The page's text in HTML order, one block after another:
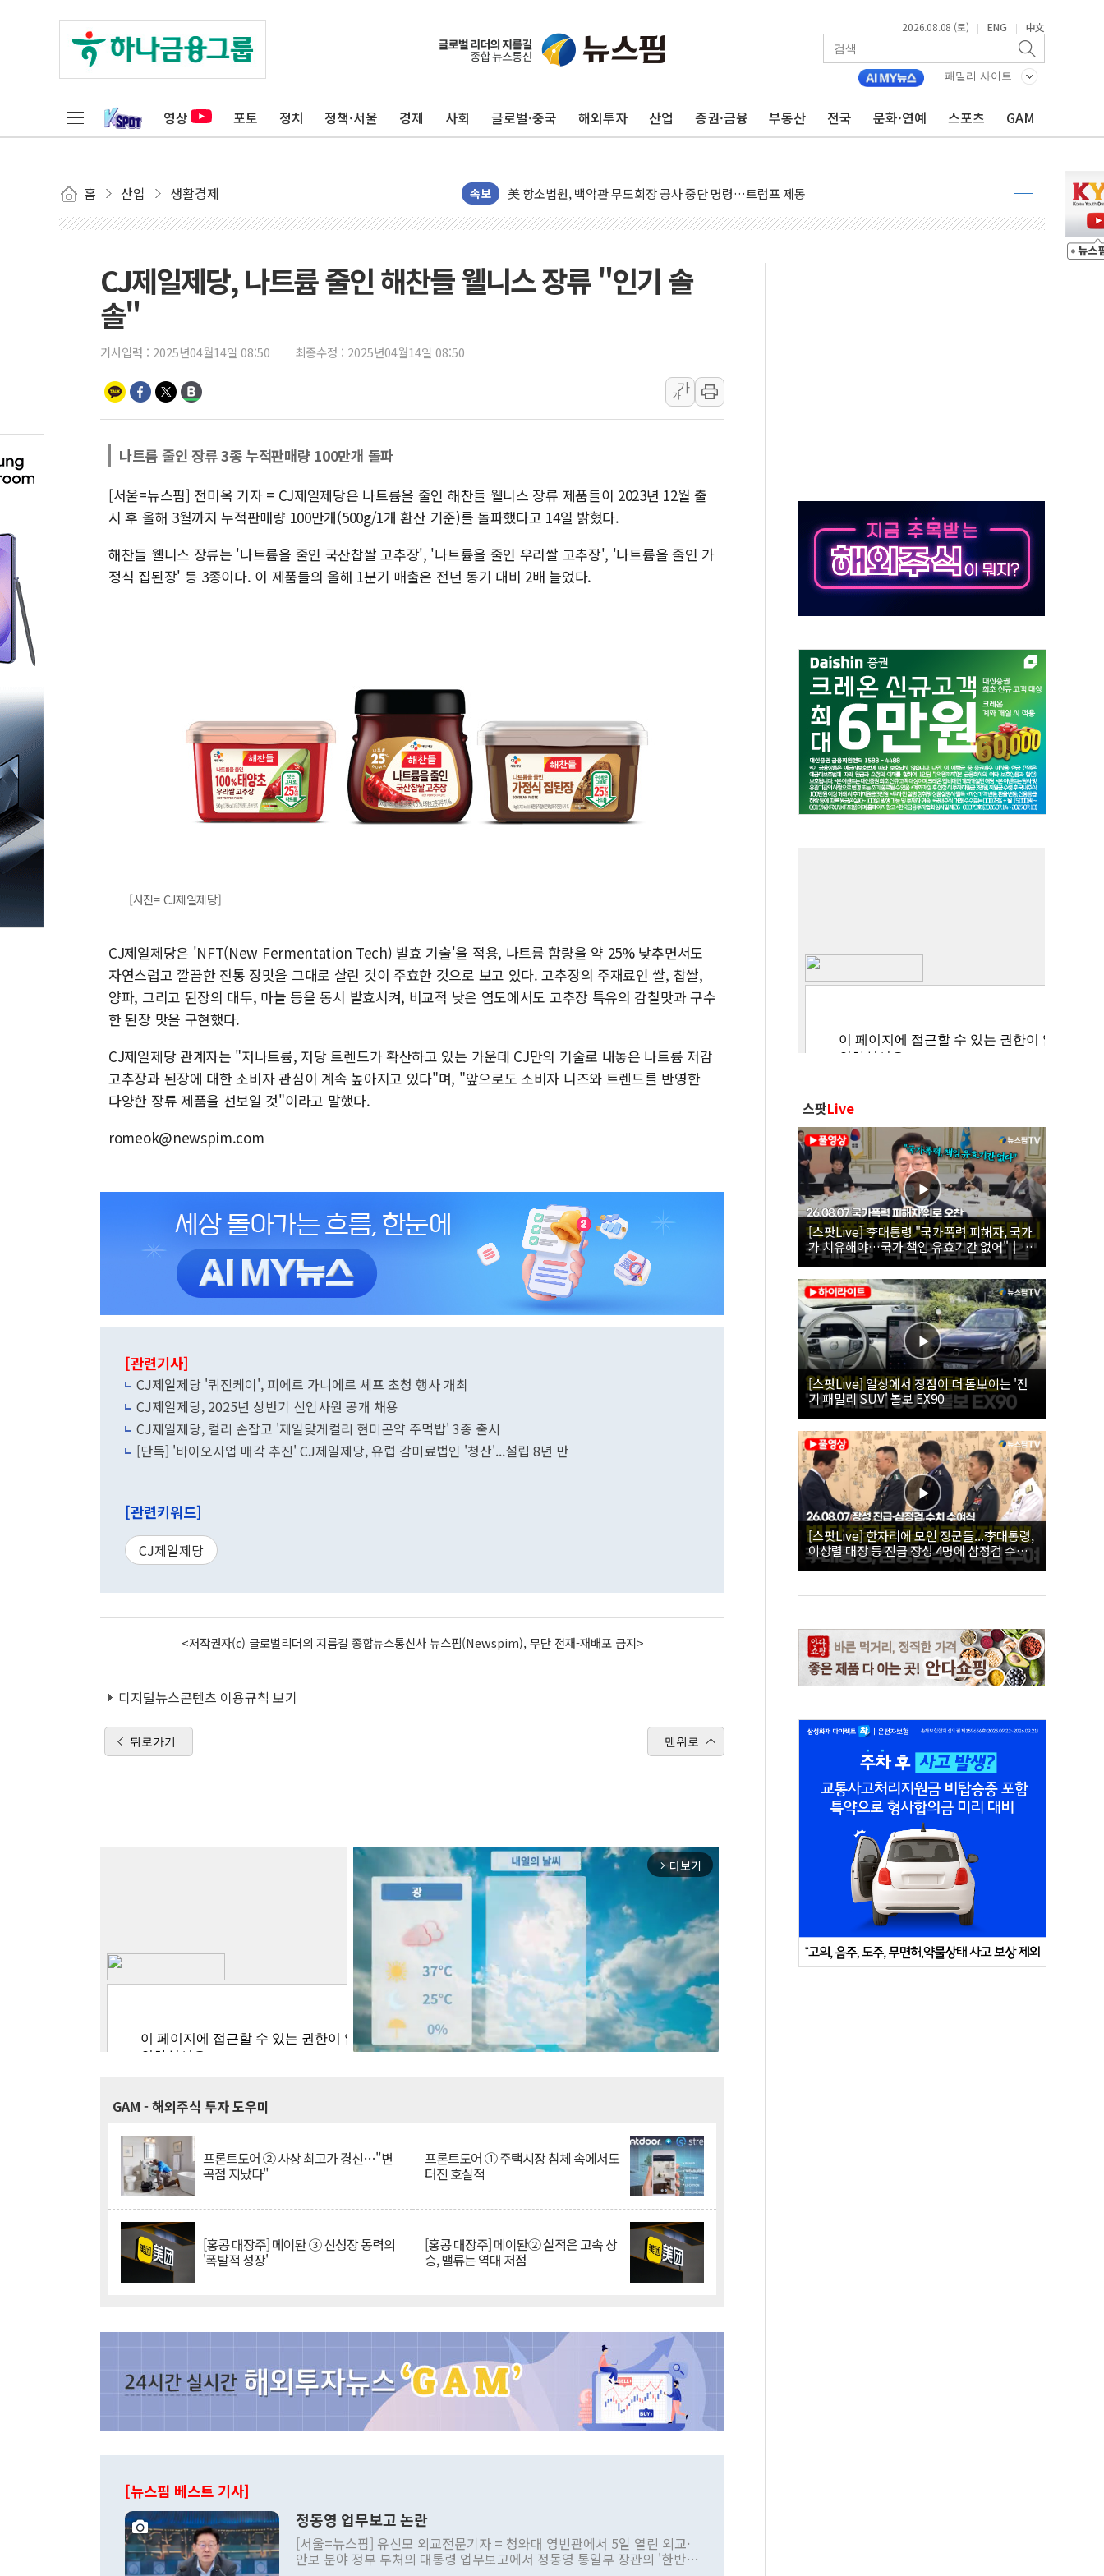
2026.08.08 (토) | ENG | 中文
패밀리 사이트
영상 포토 정치 정책·서울 경제 사회 글로벌·중국 해외투자 산업 증권·금융 부동산 전국 문화·연예 스포츠 GAM
홈 산업 생활경제 속보
[종합] 이슬람 수니파 3국, '공동방위협정' 체결… 이스라엘·이란 위협에 맞설 자체 억지력 강화
이란의 핵심 원유 수출항 '하르그섬', 최근 1주일 이상 '올스톱'… 美 해상봉쇄 영향
美 고용 쇼크에 엔화 장중 급등…시장은 "또 개입했나" 촉각
뉴욕증시 프리뷰, 美 고용 쇼크에 금리 인상 우려 후퇴…나스닥 선물 1%대 상승
[종합] 美 7월 고용 2만3000명 감소 '쇼크'…9월 금리 인상 기대 후퇴
트럼프 "금리 내려야"…파월 때와 달리 워시엔 톤 낮춰
특정 정치인 측근 포항시 정책특보 내정설...포항시 '시끌'
트럼프, 中 겨냥 폴리실리콘 관세 15% 부과…美 태양광주 급등
[사진] 빈살만과 에르도안의 만남
이란와이어 "이란 최고지도자 위독…곧 사망해도 놀랍지 않아"
남동발전, 해남군에 국내 최대 규모 400MW 태양광 착공…여의도 1.6배 규모
[인도증시] 중동 불안 속 유가 상승에 소폭 하락...금융주 낙폭 커
CJ제일제당, 나트륨 줄인 해찬들 웰니스 장류 "인기 솔
솔"
기사입력 : 2025년04월14일 08:50 최종수정 : 2025년04월14일 08:50
가
가
나트륨 줄인 장류 3종 누적판매량 100만개 돌파
[서울=뉴스핌] 전미옥 기자 = CJ제일제당은 나트륨을 줄인 해찬들 웰니스 장류 제품들이 2023년 12월 출
시 후 올해 3월까지 누적판매량 100만개(500g/1개 환산 기준)를 돌파했다고 14일 밝혔다.
해찬들 웰니스 장류는 '나트륨을 줄인 국산찹쌀 고추장', '나트륨을 줄인 우리쌀 고추장', '나트륨을 줄인 가
정식 집된장' 등 3종이다. 이 제품들의 올해 1분기 매출은 전년 동기 대비 2배 늘었다.
[사진= CJ제일제당]
CJ제일제당은 'NFT(New Fermentation Tech) 발효 기술'을 적용, 나트륨 함량을 약 25% 낮추면서도
자연스럽고 깔끔한 전통 장맛을 그대로 살린 것이 주효한 것으로 보고 있다. 고추장의 주재료인 쌀, 찹쌀,
양파, 그리고 된장의 대두, 마늘 등을 동시 발효시켜, 비교적 낮은 염도에서도 고추장 특유의 감칠맛과 구수
한 된장 맛을 구현했다.
CJ제일제당 관계자는 "저나트륨, 저당 트렌드가 확산하고 있는 가운데 CJ만의 기술로 내놓은 나트륨 저감
고추장과 된장에 대한 소비자 관심이 계속 높아지고 있다"며, "앞으로도 소비자 니즈와 트렌드를 반영한
다양한 장류 제품을 선보일 것"이라고 말했다.
romeok@newspim.com
[관련기사]
CJ제일제당 '퀴진케이', 피에르 가니에르 셰프 초청 행사 개최
CJ제일제당, 2025년 상반기 신입사원 공개 채용
CJ제일제당, 컬리 손잡고 '제일맞게컬리 현미곤약 주먹밥' 3종 출시
[단독] '바이오사업 매각 추진' CJ제일제당, 유럽 감미료법인 '청산'...설립 8년 만
[관련키워드]
CJ제일제당
<저작권자(c) 글로벌리더의 지름길 종합뉴스통신사 뉴스핌(Newspim), 무단 전재-재배포 금지>
디지털뉴스콘텐츠 이용규칙 보기
뒤로가기 맨위로
arrow_forward_ios 더보기
GAM - 해외주식 투자 도우미
프론트도어 ② 사상 최고가 경신…"변
곡점 지났다"
프론트도어 ① 주택시장 침체 속에서도
터진 호실적
[홍콩 대장주] 메이퇀 ③ 신성장 동력의
'폭발적 성장'
[홍콩 대장주] 메이퇀② 실적은 고속 상
승, 밸류는 역대 저점
[뉴스핌 베스트 기사]
정동영 업무보고 논란
[서울=뉴스핌] 유신모 외교전문기자 = 청와대 영빈관에서 5일 열린 외교·
안보 분야 정부 부처의 대통령 업무보고에서 정동영 통일부 장관의 '한반도
스팟Live
[스팟Live] 李대통령 "국가폭력 피해자, 국가
가 치유해야…국가 책임 유효기간 없어"｜
26.08.07 국가폭력 피해자 위로 오찬
[스팟Live] 일상에서 장점이 더 돋보이는 '전
기 패밀리 SUV' 볼보 EX90
[스팟Live] 한자리에 모인 장군들...李대통령,
이상렬 대장 등 진급 장성 4명에 삼정검 수치
직접 수여｜26.08.07 장성 진급·삼정검 수치